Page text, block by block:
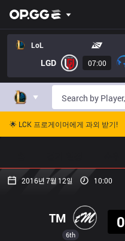
LoL
LGD 07:00
🌟 LCK 프로게이머에게 과외 받기!
2016년 7월 12일 10:00
6th
TM
0